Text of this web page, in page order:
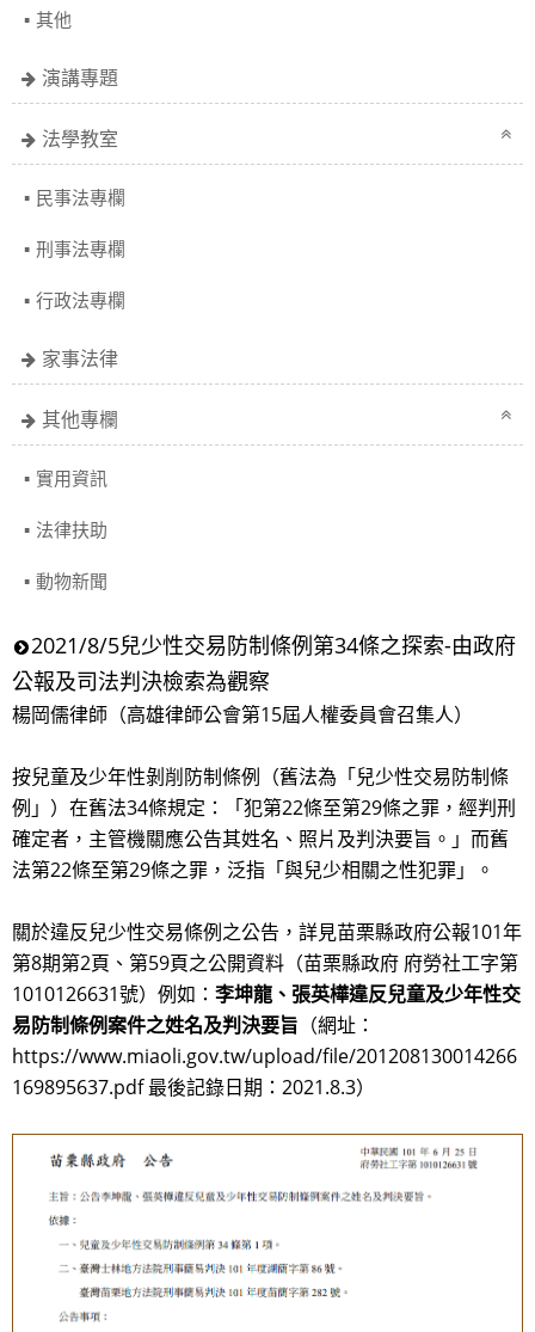
其他
演講專題
法學教室
民事法專欄
刑事法專欄
行政法專欄
家事法律
其他專欄
實用資訊
法律扶助
動物新聞
2021/8/5​兒少性交易防制條例第34條之探索-由政府
公報及司法判決檢索為觀察
楊岡儒律師（高雄律師公會第15屆人權委員會召集人）
按兒童及少年性剝削防制條例（舊法為「兒少性交易防制條
例」）在舊法34條規定：「犯第22條至第29條之罪，經判刑
確定者，主管機關應公告其姓名、照片及判決要旨。」而舊
法第22條至第29條之罪，泛指「與兒少相關之性犯罪」。
關於違反兒少性交易條例之公告，詳見苗栗縣政府公報101年
第8期第2頁、第59頁之公開資料（苗栗縣政府 府勞社工字第
1010126631號）例如： 李坤龍、張英樺違反兒童及少年性交
易防制條例案件之姓名及判決要旨 （網址：
https://www.miaoli.gov.tw/upload/file/201208130014266
169895637.pdf 最後記錄日期：2021.8.3）